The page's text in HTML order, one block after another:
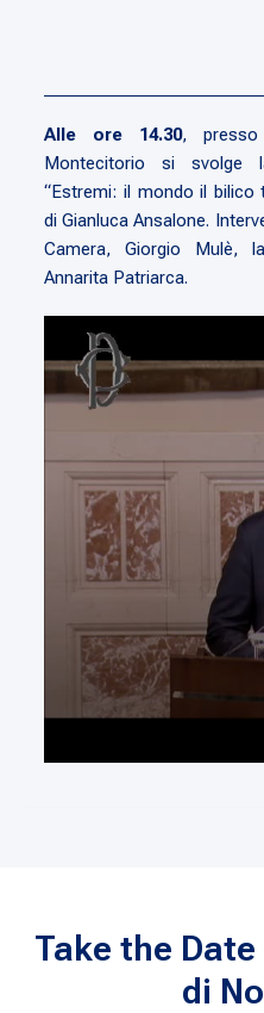
Alle ore 14.30,
Montecitorio si svolge
“Estremi: il mondo il bilico
di Gianluca Ansalone.
Camera, Giorgio Mulè,
Annarita Patriarca.
Take the
di